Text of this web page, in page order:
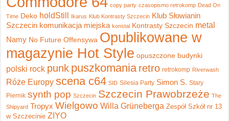
copy party czasopismo retrokomp Dead On
Time Deko holdStill Ikarus Klub Kontrasty Szczecin Klub Słowianin
Szczecin komunikacja miejska konstal Kontrasty Szczecin metal
Namy No Future Offensywa Opublikowane w
magazynie Hot Style opuszczone budynki
polski rock punk puszkomania retro retrokomp Riverwash
Róże Europy scena c64 SID Silesia Party Simon S. Stary
Piernik synth pop Szczecin Szczecin Prawobrzeże The
Shipyard Tropyx Wielgowo Willa Grüneberga Zespół Szkół nr 13
w Szczecinie ZIYO